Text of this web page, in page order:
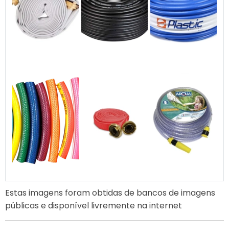
Estas imagens foram obtidas de bancos de imagens
públicas e disponível livremente na internet